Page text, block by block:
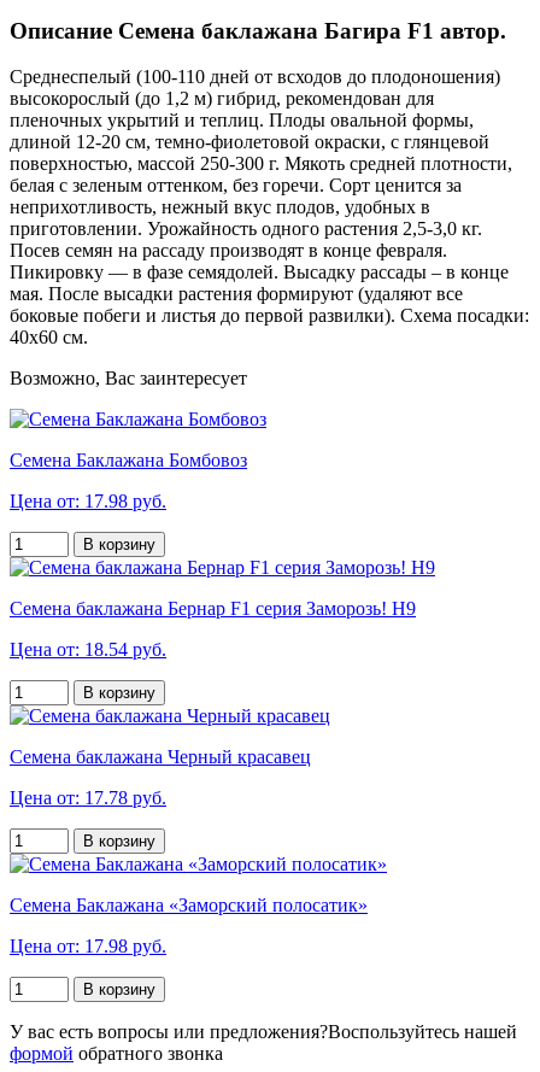
Описание Семена баклажана Багира F1 автор.
Среднеспелый (100-110 дней от всходов до плодоношения)
высокорослый (до 1,2 м) гибрид, рекомендован для
пленочных укрытий и теплиц. Плоды овальной формы,
длиной 12-20 см, темно-фиолетовой окраски, с глянцевой
поверхностью, массой 250-300 г. Мякоть средней плотности,
белая с зеленым оттенком, без горечи. Сорт ценится за
неприхотливость, нежный вкус плодов, удобных в
приготовлении. Урожайность одного растения 2,5-3,0 кг.
Посев семян на рассаду производят в конце февраля.
Пикировку — в фазе семядолей. Высадку рассады – в конце
мая. После высадки растения формируют (удаляют все
боковые побеги и листья до первой развилки). Схема посадки:
40х60 см.
Возможно, Вас заинтересует
Семена Баклажана Бомбовоз
Цена от: 17.98 руб.
В корзину
Семена баклажана Бернар F1 серия Заморозь! Н9
Цена от: 18.54 руб.
В корзину
Семена баклажана Черный красавец
Цена от: 17.78 руб.
В корзину
Семена Баклажана «Заморский полосатик»
Цена от: 17.98 руб.
В корзину
У вас есть вопросы или предложения?Воспользуйтесь нашей
формой обратного звонка